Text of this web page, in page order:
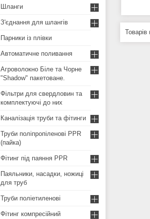
Шланги
З'єднання для шлангів
Парники із плівки
Автоматичне поливання
Агроволокно Біле та Чорне
"Shadow" пакетоване.
Фільтри для свердловин та
комплектуючі до них
Каналізація труби та фітинги
Труби поліпропіленові PPR
(пайка)
Фітинг під паяння PPR
Паяльники, насадки, ножиці
для труб
Труби поліетиленові
Фітинг компресійний